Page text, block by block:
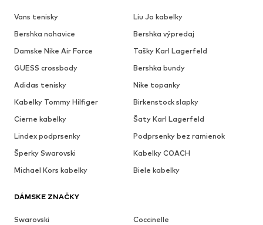
Vans tenisky
Liu Jo kabelky
Bershka nohavice
Bershka výpredaj
Damske Nike Air Force
Tašky Karl Lagerfeld
GUESS crossbody
Bershka bundy
Adidas tenisky
Nike topanky
Kabelky Tommy Hilfiger
Birkenstock slapky
Cierne kabelky
Šaty Karl Lagerfeld
Lindex podprsenky
Podprsenky bez ramienok
Šperky Swarovski
Kabelky COACH
Michael Kors kabelky
Biele kabelky
DÁMSKE ZNAČKY
Swarovski
Coccinelle